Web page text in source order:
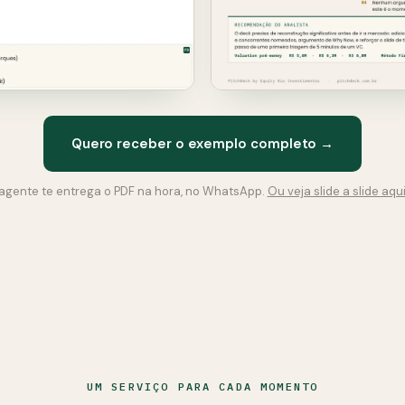
Quero receber o exemplo completo →
te entrega o PDF na hora, no WhatsApp. Ou veja slide a slide
UM SERVIÇO PARA CADA MOMENTO